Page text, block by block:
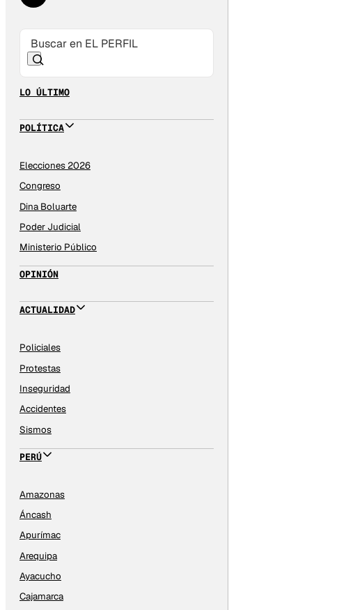
LO ÚLTIMO
POLÍTICA
Elecciones 2026
Congreso
Dina Boluarte
Poder Judicial
Ministerio Público
OPINIÓN
ACTUALIDAD
Policiales
Protestas
Inseguridad
Accidentes
Sismos
PERÚ
Amazonas
Áncash
Apurímac
Arequipa
Ayacucho
Cajamarca